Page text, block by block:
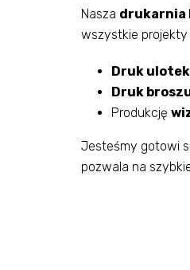
Nasza drukarnia
wszystkie projekty
Druk ulotek
Druk
Produkcję
Jesteśmy gotowi
pozwala na